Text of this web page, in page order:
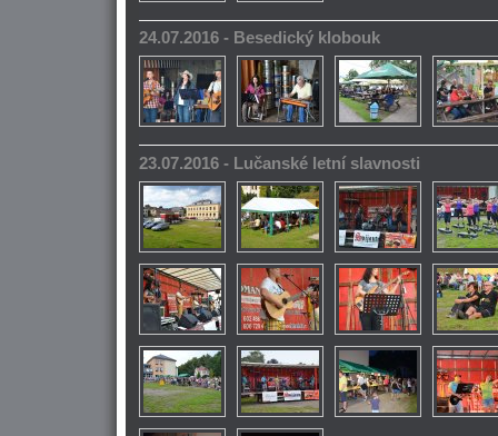
24.07.2016 - Besedický klobouk
23.07.2016 - Lučanské letní slavnosti